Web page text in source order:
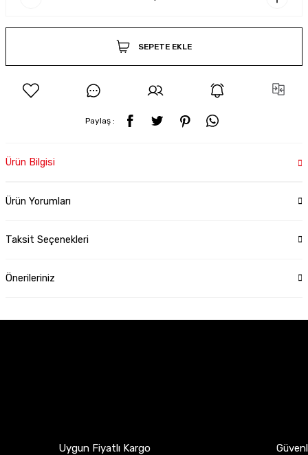
SEPETE EKLE
Paylaş :
Ürün Bilgisi
Ürün Yorumları
Taksit Seçenekleri
Önerileriniz
Uygun Fiyatlı Kargo